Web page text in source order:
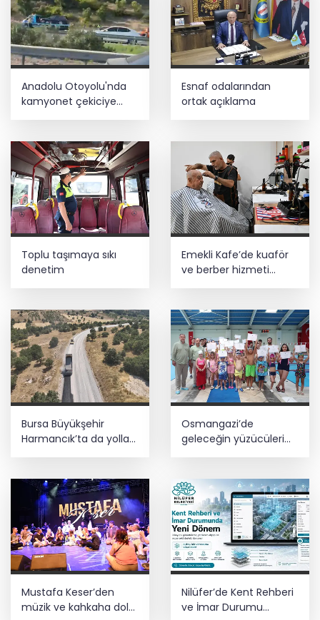
Anadolu Otoyolu'nda
kamyonet çekiciye
Esnaf odalarından
ortak açıklama
Toplu taşımaya sıkı
denetim
Emekli Kafe’de kuaför
ve berber hizmeti
başladı
Bursa Büyükşehir
Harmancık’ta da yolları
Osmangazi’de
geleceğin yüzücüleri
Mustafa Keser’den
müzik ve kahkaha dolu
Nilüfer’de Kent Rehberi
ve İmar Durumu